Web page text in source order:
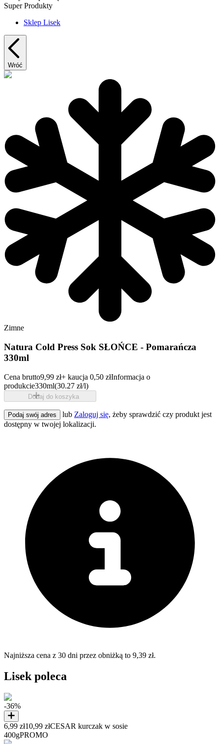
Super Produkty
Sklep Lisek
Wróć
Zimne
Natura Cold Press Sok SŁOŃCE - Pomarańcza
330ml
Cena brutto9,99 zł+ kaucja 0,50 złInformacja o
produkcie330ml(30.27 zł/l)
Dodaj do koszyka
Podaj swój adres lub Zaloguj się, żeby sprawdzić czy produkt jest
dostępny w twojej lokalizacji.
Najniższa cena z 30 dni przez obniżką to 9,39 zł.
Lisek poleca
-36%
6,99 zł10,99 złCESAR kurczak w sosie
400gPROMO